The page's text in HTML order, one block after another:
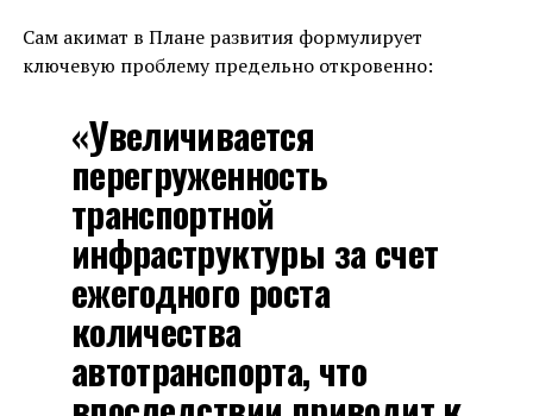
Сам акимат в Плане развития формулирует
ключевую проблему предельно откровенно:
«Увеличивается
перегруженность
транспортной
инфраструктуры за счет
ежегодного роста
количества
автотранспорта, что